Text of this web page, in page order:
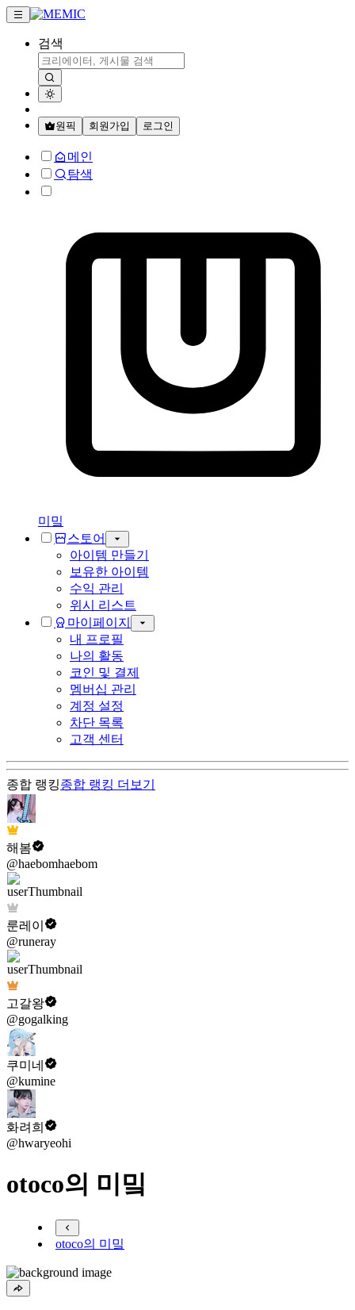
검색
원픽 회원가입 로그인
메인
탐색
미밐
스토어
아이템 만들기
보유한 아이템
수익 관리
위시 리스트
마이페이지
내 프로필
나의 활동
코인 및 결제
멤버십 관리
계정 설정
차단 목록
고객 센터
종합 랭킹종합 랭킹 더보기
해봄
@haebomhaebom
룬레이
@runeray
고갈왕
@gogalking
쿠미네
@kumine
화려희
@hwaryeohi
otoco의 미밐
otoco의 미밐